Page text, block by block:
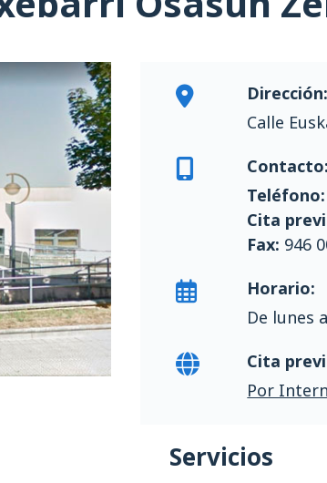
Dirección:
Calle
Contacto:
Teléfono:
Cita
Fax: 946
Horario:
De lunes
Cita
Por
Servicios